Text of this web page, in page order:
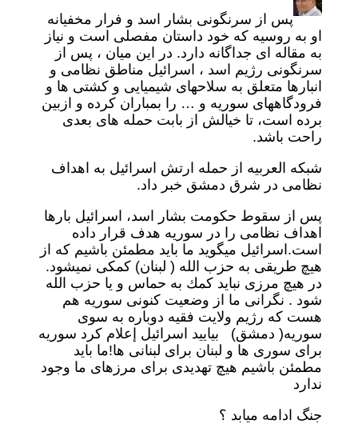
پس از سرنگونى بشار اسد و فرار مخفيانه
او به روسيه كه خود داستان مفصلى است و نياز
به مقاله اى جداگانه دارد. در اين ميان ، پس از
سرنگونى رژيم اسد ، اسرائیل مناطق نظامى و
انبارها متعلق به سلاحهاى شيميايى و كشتى ها و
فرودگاههاى سوريه و … را بمباران كرده و ازبين
برده است، تا خيالش از بابت حمله هاى بعدى
راحت باشد.
شبکه العربیه از حمله ارتش اسرائیل به اهداف
نظامی در شرق دمشق خبر داد.
پس از سقوط حکومت بشار اسد، اسرائیل بارها
اهداف نظامی را در سوریه هدف قرار داده
است.اسرائیل ميگويد ما بايد مطمئن باشيم كه از
هيچ طريقى به حزب الله ( لبنان) كمكى نميشود.
در هيچ مرزى نبايد كمك به حماس و يا حزب الله
شود . نگرانى ما از وضعيت كنونى سوريه هم
هست كه رژيم ولايت فقيه دوباره به سوى
سوريه( دمشق) بياييد اسرائيل إعلام كرد سوريه
براى سورى ها و لبنان براى لبنانى ها!ما بايد
مطمئن باشيم هيچ تهديدى براى مرزهاى ما وجود
ندارد
جنگ ادامه ميابد ؟